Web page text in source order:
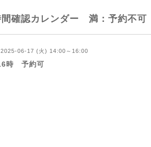
間確認カレンダー 満：予約不
2025-06-17 (火) 14:00～16:00
時 予約可